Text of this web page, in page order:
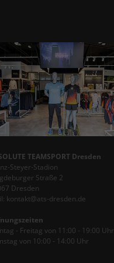
TEAMSPORT Dresden
Steyer-Stadion
Straße 2
Dresden
kontakt@ats-dresden.de
- Freitag von 11:00 - 19:00 Uhr
von 10:00 - 14:00 Uhr